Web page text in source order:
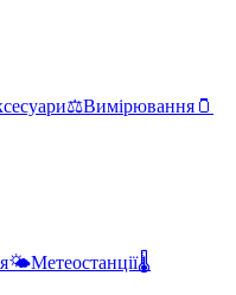
⚖️Вимірювання 🫙
🌤️Метеостанції🌡️